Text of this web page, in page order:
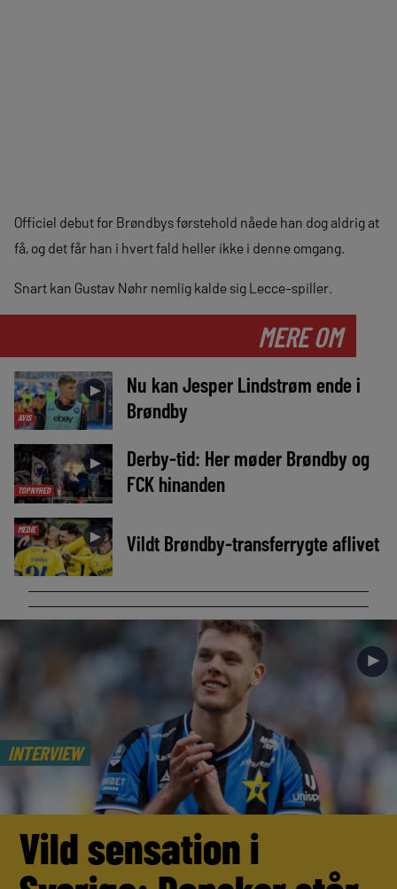
Officiel debut for Brøndbys førstehold nåede han dog aldrig at
få, og det får han i hvert fald heller ikke i denne omgang.
Snart kan Gustav Nøhr nemlig kalde sig Lecce-spiller.
MERE OM
AVIS
►
Nu kan Jesper Lindstrøm ende i
Brøndby
TOPNYHED
►
Derby-tid: Her møder Brøndby og
FCK hinanden
MEDIE ► Vildt Brøndby-transferrygte aflivet
INTERVIEW
►
Vild sensation i